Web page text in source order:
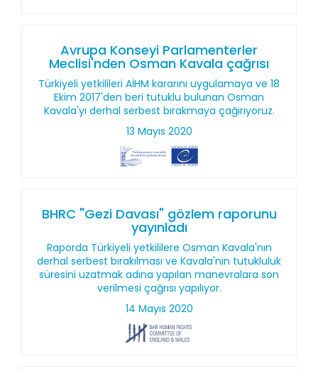
Avrupa Konseyi Parlamenterler
Meclisi'nden Osman Kavala çağrısı
Türkiyeli yetkilileri AİHM kararını uygulamaya ve 18
Ekim 2017'den beri tutuklu bulunan Osman
Kavala'yı derhal serbest bırakmaya çağırıyoruz.
13 Mayıs 2020
BHRC "Gezi Davası" gözlem raporunu
yayınladı
Raporda Türkiyeli yetkililere Osman Kavala'nın
derhal serbest bırakılması ve Kavala'nın tutukluluk
süresini uzatmak adına yapılan manevralara son
verilmesi çağrısı yapılıyor.
14 Mayıs 2020